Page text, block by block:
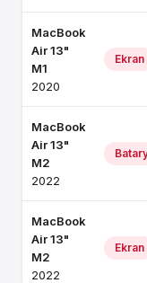
MacBook
Air 13"
M1
2020
Ekran
MacBook
Air 13"
M2
2022
MacBook
Air 13"
M2
2022
Ekran